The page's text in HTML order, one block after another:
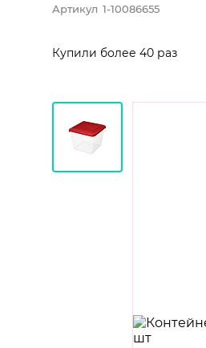
Артикул 1-10086655
Купили более 40 раз